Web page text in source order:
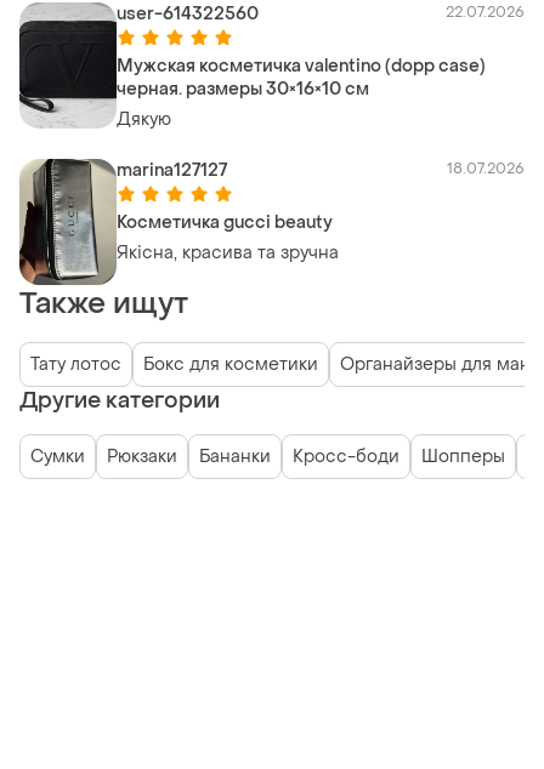
user-614322560 22.07.2026
Мужская косметичка valentino (dopp case)
черная. размеры 30×16×10 см
Дякую
marina127127 18.07.2026
Косметичка gucci beauty
Якісна, красива та зручна
Также ищут
Тату лотос Бокс для косметики Органайзеры для
Другие категории
Сумки Рюкзаки Бананки Кросс-боди Шопперы